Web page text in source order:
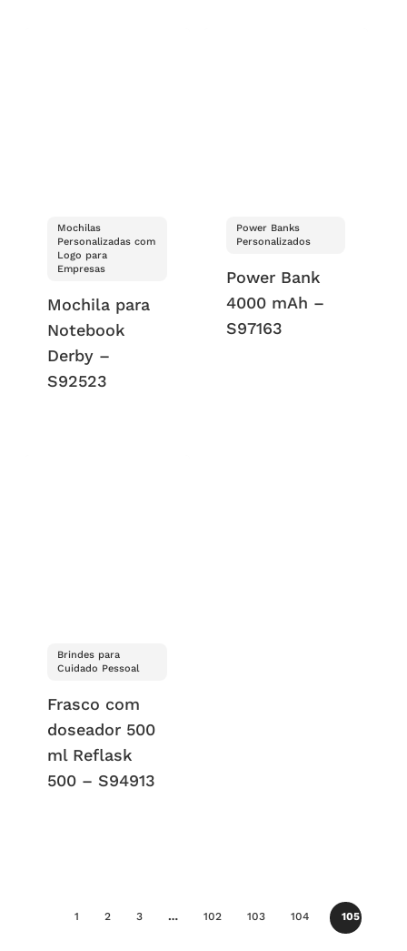
Mochilas
Personalizadas com
Logo para
Empresas
Mochila para
Notebook
Derby –
S92523
Power Banks
Personalizados
Power Bank
4000 mAh –
S97163
Brindes para
Cuidado Pessoal
Frasco com
doseador 500
ml Reflask
500 – S94913
1 2 3 … 102 103 104 105